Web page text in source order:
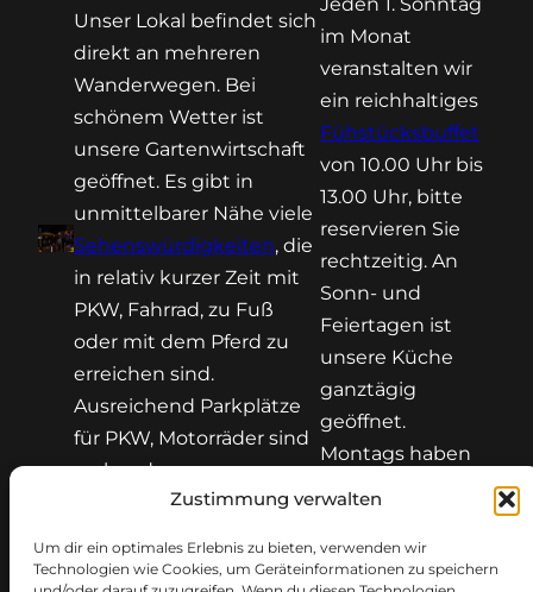
Zustimmung verwalten
Um dir ein optimales Erlebnis zu bieten, verwenden wir
Technologien wie Cookies, um Geräteinformationen zu speichern
Unser Lokal befindet sich
direkt an mehreren
Wanderwegen. Bei
schönem Wetter ist
unsere Gartenwirtschaft
geöffnet. Es gibt in
unmittelbarer Nähe viele
Sehenswürdigkeiten, die
in relativ kurzer Zeit mit
PKW, Fahrrad, zu Fuß
oder mit dem Pferd zu
erreichen sind.
Ausreichend Parkplätze
für PKW, Motorräder sind
vorhanden.
im Monat
veranstalten wir
ein reichhaltiges
Fühstücksbuffet
von 10.00 Uhr bis
13.00 Uhr, bitte
reservieren Sie
rechtzeitig. An
Sonn- und
Feiertagen ist
unsere Küche
ganztägig
geöffnet.
Montags haben